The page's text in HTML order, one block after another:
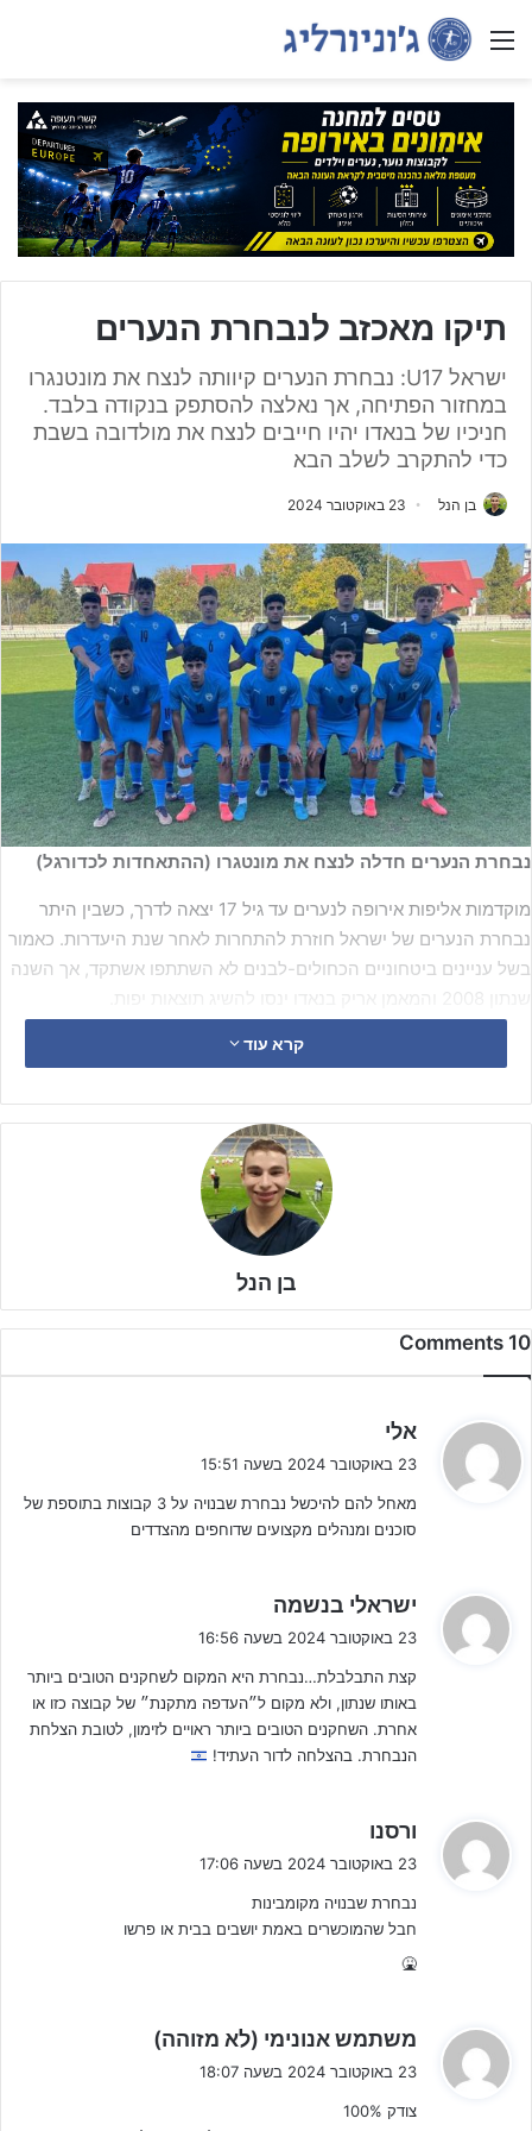
Menu
תיקו מאכזב לנבחרת הנערים
ישראל U17: נבחרת הנערים קיוותה לנצח את מונטנגרו
במחזור הפתיחה, אך נאלצה להסתפק בנקודה בלבד.
חניכיו של בנאדו יהיו חייבים לנצח את מולדובה בשבת
כדי להתקרב לשלב הבא
בן הנל 23 באוקטובר 2024
נבחרת הנערים חדלה לנצח את מונטגרו (ההתאחדות לכדורגל)
מוקדמות אליפות אירופה לנערים עד גיל 17 יצאה לדרך, כשבין היתר
נבחרת הנערים של ישראל חוזרת להתחרות לאחר שנת היעדרות. כאמור
בשל עניינים ביטחוניים הכחולים-לבנים לא השתתפו אשתקד, אך השנה
הצעד הראשון בדרך לשם התחיל במשחק נגד מונטנגרו, שמשובצת בבית
אחד יחד עם שווייץ ומולדובה שמארחת את הבית. שני המקומות
השלישי. ארבע הנבחרות עם המאזן הטוב ביותר מהמקום השלישי
ימשיכו גם הן לשלב הבא, בעוד שהיתר מודחות.
לחצו לצפייה בכל הדגמים
להלן ההרכב שהציב המאמן הלאומי:
עילי אלטמן, לירוי אבריבאייה, גיא אליגולשווילי, לירן שפיגל, אופק
קרא עוד
בן הנל
10 Comments
אלי
ב
:
23 באוקטובר 2024 בשעה 15:51
מאחל להם להיכשל נבחרת שבנויה על 3 קבוצות בתוספת של
סוכנים ומנהלים מקצועים שדוחפים מהצדדים
ישראלי בנשמה
ב
:
23 באוקטובר 2024 בשעה 16:56
קצת התבלבלת…נבחרת היא המקום לשחקנים הטובים ביותר
באותו שנתון, ולא מקום ל״העדפה מתקנת״ של קבוצה כזו או
אחרת. השחקנים הטובים ביותר ראויים לזימון, לטובת הצלחת
הנבחרת. בהצלחה לדור העתיד!
ורסנו
ב
:
23 באוקטובר 2024 בשעה 17:06
נבחרת שבנויה מקומבינות
חבל שהמוכשרים באמת יושבים בבית או פרשו
🤮
משתמש אנונימי (לא מזוהה)
23 באוקטובר 2024 בשעה 18:07
צודק 100%